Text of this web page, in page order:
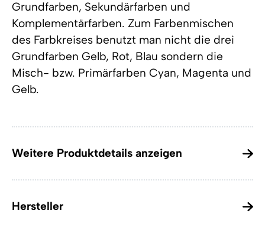
Grundfarben, Sekundärfarben und
Komplementärfarben. Zum Farbenmischen
des Farbkreises benutzt man nicht die drei
Grundfarben Gelb, Rot, Blau sondern die
Misch- bzw. Primärfarben Cyan, Magenta und
Gelb.
Weitere Produktdetails anzeigen
Hersteller